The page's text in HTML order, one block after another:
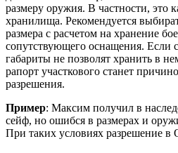
размеру оружия. В частности, это
хранилища. Рекомендуется
размера с расчетом на хранение
сопутствующего оснащения. Если
габариты не позволят хранить в
рапорт участкового станет
разрешения.
Пример: Максим получил в
сейф, но ошибся в размерах и
При таких условиях разрешение в